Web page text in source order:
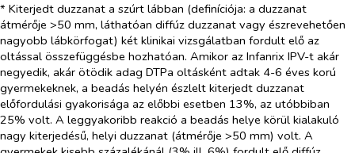
* Kiterjedt duzzanat a szúrt lábban (definíciója: a duzzanat
átmérője >50 mm, láthatóan diffúz duzzanat vagy észrevehetően
nagyobb lábkörfogat) két klinikai vizsgálatban fordult elő az
oltással összefüggésbe hozhatóan. Amikor az Infanrix IPV-t akár
negyedik, akár ötödik adag DTPa oltásként adtak 4-6 éves korú
gyermekeknek, a beadás helyén észlelt kiterjedt duzzanat
előfordulási gyakorisága az előbbi esetben 13%, az utóbbiban
25% volt. A leggyakoribb reakció a beadás helye körül kialakuló
nagy kiterjedésű, helyi duzzanat (átmérője >50 mm) volt. A